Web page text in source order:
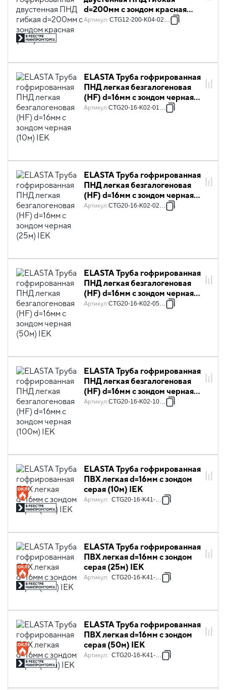
d=200мм с зондом красная
(25м) IEK
Артикул: CTG12-200-K04-025-R
ELASTA Труба гофрированная
ПНД легкая безгалогеновая
(HF) d=16мм с зондом черная
(10м) IEK
Артикул:CTG20-16-K02-010-1
ELASTA Труба гофрированная
ПНД легкая безгалогеновая
(HF) d=16мм с зондом черная
(25м) IEK
Артикул:CTG20-16-K02-025-1
ELASTA Труба гофрированная
ПНД легкая безгалогеновая
(HF) d=16мм с зондом черная
(50м) IEK
Артикул:CTG20-16-K02-050-1
ELASTA Труба гофрированная
ПНД легкая безгалогеновая
(HF) d=16мм с зондом черная
(100м) IEK
Артикул:CTG20-16-K02-100-1
ELASTA Труба гофрированная
ПВХ легкая d=16мм с зондом
серая (10м) IEK
Артикул: CTG20-16-K41-010I
ELASTA Труба гофрированная
ПВХ легкая d=16мм с зондом
серая (25м) IEK
Артикул: CTG20-16-K41-025I
ELASTA Труба гофрированная
ПВХ легкая d=16мм с зондом
серая (50м) IEK
Артикул: CTG20-16-K41-050I